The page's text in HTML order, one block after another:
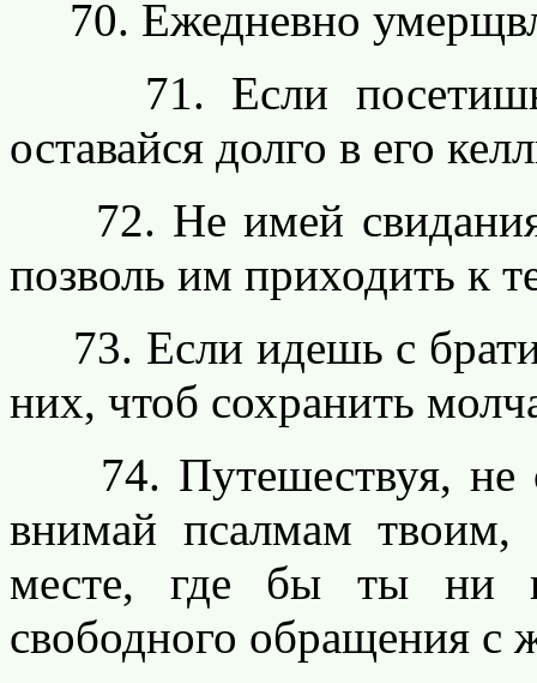
70. Ежедневно
71. Если посетишь
оставайся долго в его
72. Не имей свидания
позволь им приходить к
73. Если идешь с
них, чтоб сохранить
74. Путешествуя, не
внимай псалмам
месте, где бы ты ни
свободного обращения с